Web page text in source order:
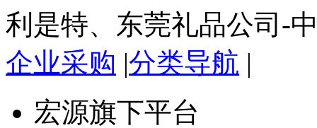
利是特、东莞礼品公司-
企业采购 |分类导航 |
宏源旗下平台